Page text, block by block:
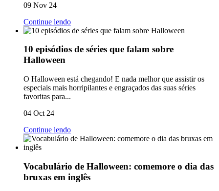
09 Nov 24
Continue lendo
10 episódios de séries que falam sobre
Halloween
O Halloween está chegando! E nada melhor que assistir os
especiais mais horripilantes e engraçados das suas séries
favoritas para...
04 Oct 24
Continue lendo
Vocabulário de Halloween: comemore o dia das
bruxas em inglês